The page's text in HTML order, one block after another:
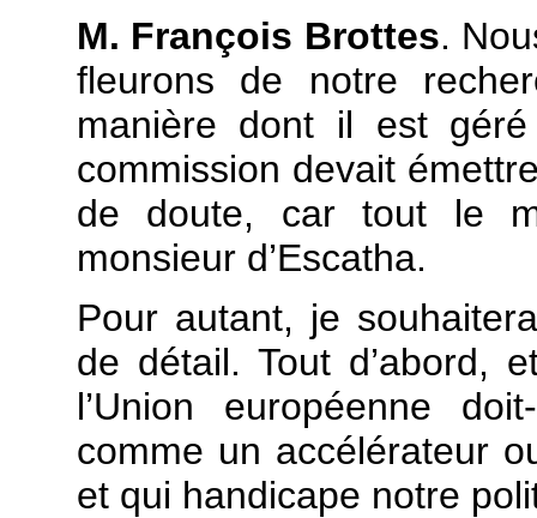
M. François Brottes.
fleurons de notre
manière dont il est
commission devait
de doute, car tout le
monsieur d’Escatha.
Pour autant, je
de détail. Tout d’abord,
l’Union européenne
comme un accélérateur
et qui handicape notre